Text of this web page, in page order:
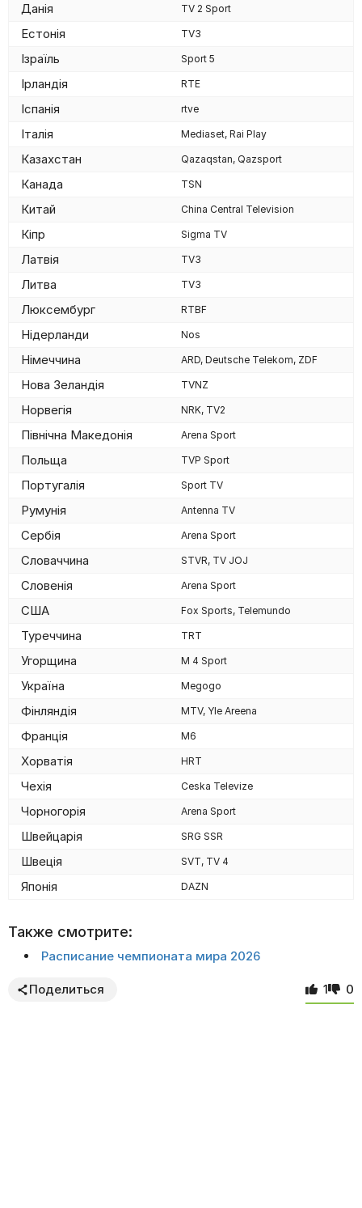
Данія TV 2 Sport
Естонія TV3
Ізраїль Sport 5
Ірландія RTE
Іспанія rtve
Італія Mediaset, Rai Play
Казахстан Qazaqstan, Qazsport
Канада TSN
Китай China Central Television
Кіпр Sigma TV
Латвія TV3
Литва TV3
Люксембург RTBF
Нідерланди Nos
Німеччина ARD, Deutsche Telekom, ZDF
Нова Зеландія TVNZ
Норвегія NRK, TV2
Північна Македонія Arena Sport
Польща TVP Sport
Португалія Sport TV
Румунія Antenna TV
Сербія Arena Sport
Словаччина STVR, TV JOJ
Словенія Arena Sport
США Fox Sports, Telemundo
Туреччина TRT
Угорщина M 4 Sport
Україна Megogo
Фінляндія MTV, Yle Areena
Франція M6
Хорватія HRT
Чехія Ceska Televize
Чорногорія Arena Sport
Швейцарія SRG SSR
Швеція SVT, TV 4
Японія DAZN
Также смотрите:
Расписание чемпионата мира 2026
Поделиться 1 0